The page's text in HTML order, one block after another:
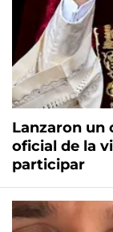
Lanzaron un
oficial de la
participar